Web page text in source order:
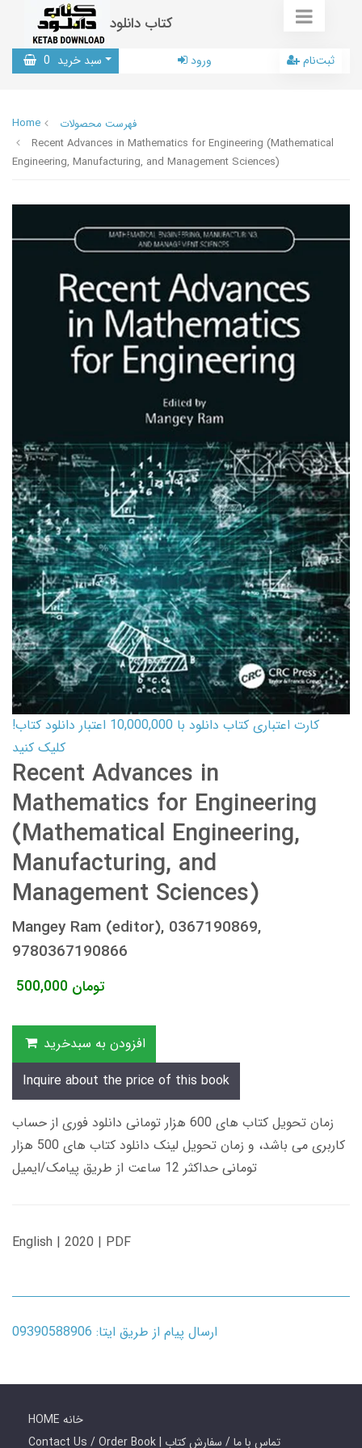
کتاب دانلود
سبد خرید 0 ورود ثبت‌نام
Home
فهرست محصولات
Recent Advances in Mathematics for Engineering (Mathematical
Engineering, Manufacturing, and Management Sciences)
کارت اعتباری کتاب دانلود با 10,000,000 اعتبار دانلود کتاب!
کلیک کنید
Recent Advances in
Mathematics for Engineering
(Mathematical Engineering,
Manufacturing, and
Management Sciences)
Mangey Ram (editor), 0367190869,
9780367190866
500,000 تومان
افزودن به سبدخرید
Inquire about the price of this book
زمان تحویل کتاب های 600 هزار تومانی دانلود فوری از حساب
کاربری می باشد، و زمان تحویل لینک دانلود کتاب های 500 هزار
تومانی حداکثر 12 ساعت از طریق پیامک/ایمیل
English | 2020 | PDF
ارسال پیام از طریق ایتا: 09390588906
HOME خانه
Contact Us / Order Book | تماس با ما / سفارش کتاب